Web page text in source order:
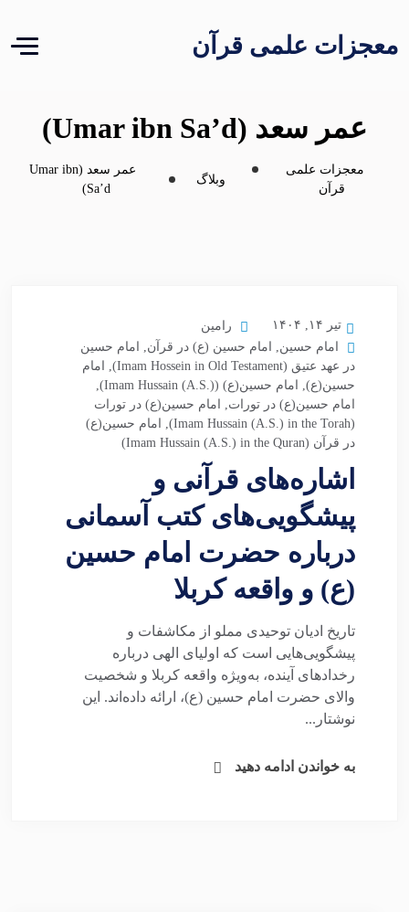
معجزات علمی قرآن
عمر سعد (Umar ibn Sa’d)
معجزات علمی
قرآن
وبلاگ
عمر سعد (Umar ibn
Sa’d)
تیر ۱۴, ۱۴۰۴
رامین
امام حسین, امام حسین (ع) در قرآن,
امام حسین
در عهد عتیق (Imam Hossein in Old Testament)
,
امام
حسین(ع), امام حسین(ع) (Imam Hussain (A.S.))
,
امام حسین(ع) در تورات,
امام حسین(ع) در تورات
(Imam Hussain (A.S.) in the Torah)
,
امام حسین(ع)
در قرآن (Imam Hussain (A.S.) in the Quran)
اشاره‌های قرآنی و
پیشگویی‌های کتب آسمانی
درباره حضرت امام حسین
(ع) و واقعه کربلا
تاریخ ادیان توحیدی مملو از مکاشفات و
پیشگویی‌هایی است که اولیای الهی درباره
رخدادهای آینده، به‌ویژه واقعه کربلا و شخصیت
والای حضرت امام حسین (ع)، ارائه داده‌اند. این
نوشتار...
به خواندن ادامه دهید